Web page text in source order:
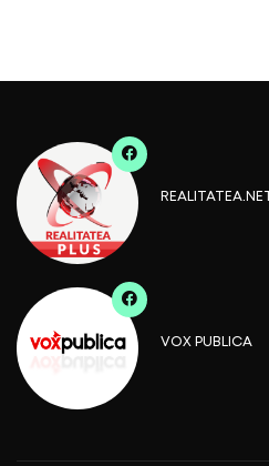
REALITATEA.NET
VOX PUBLICA